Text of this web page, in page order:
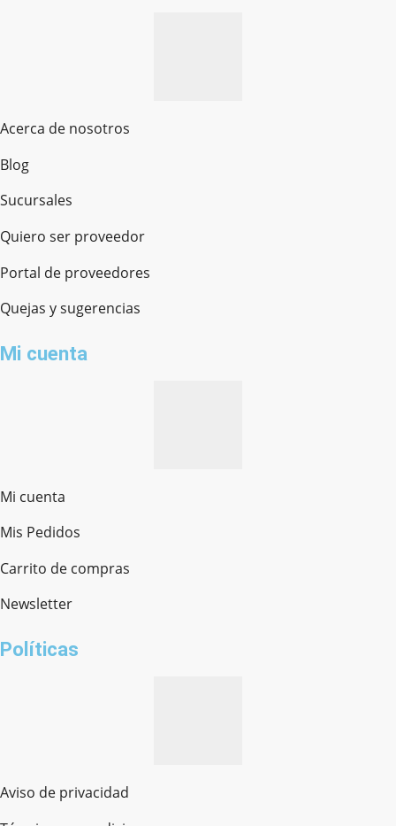
Acerca de nosotros
Blog
Sucursales
Quiero ser proveedor
Portal de proveedores
Quejas y sugerencias
Mi cuenta
Mi cuenta
Mis Pedidos
Carrito de compras
Newsletter
Políticas
Aviso de privacidad